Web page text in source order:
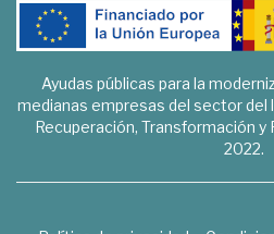
Ayudas públicas para la
medianas empresas del sector del
Recuperación, Transformación y
2022.